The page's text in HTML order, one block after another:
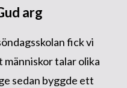
arg
fick vi
talar olika
sedan byggde ett